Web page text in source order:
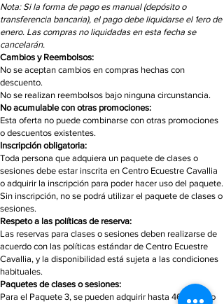
Nota: Si la forma de pago es manual (depósito o
transferencia bancaria), el pago debe liquidarse el 1ero de
enero. Las compras no liquidadas en esta fecha se
cancelarán.
Cambios y Reembolsos:
No se aceptan cambios en compras hechas con
descuento.
No se realizan reembolsos bajo ninguna circunstancia.
No acumulable con otras promociones:
Esta oferta no puede combinarse con otras promociones
o descuentos existentes.
Inscripción obligatoria:
Toda persona que adquiera un paquete de clases o
sesiones debe estar inscrita en Centro Ecuestre Cavallia
o adquirir la inscripción para poder hacer uso del paquete.
Sin inscripción, no se podrá utilizar el paquete de clases o
sesiones.
Respeto a las políticas de reserva:
Las reservas para clases o sesiones deben realizarse de
acuerdo con las políticas estándar de Centro Ecuestre
Cavallia, y la disponibilidad está sujeta a las condiciones
habituales.
Paquetes de clases o sesiones:
Para el Paquete 3, se pueden adquirir hasta 46 clases o